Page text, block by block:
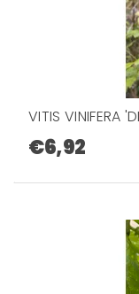
VITIS VINIFERA
€6,92